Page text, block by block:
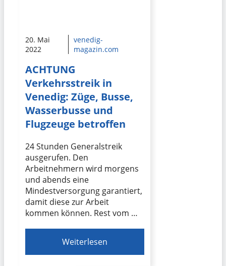
20. Mai
2022
venedig-
magazin.com
ACHTUNG
Verkehrsstreik in
Venedig: Züge, Busse,
Wasserbusse und
Flugzeuge betroffen
24 Stunden Generalstreik
ausgerufen. Den
Arbeitnehmern wird morgens
und abends eine
Mindestversorgung garantiert,
damit diese zur Arbeit
kommen können. Rest vom …
Weiterlesen